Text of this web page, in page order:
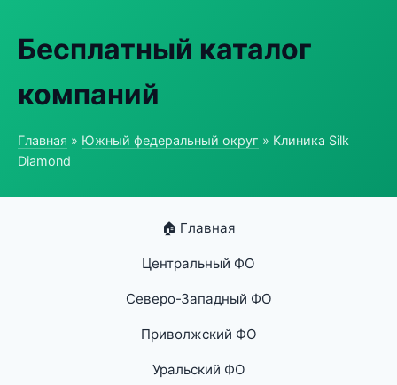
Бесплатный каталог
компаний
Главная » Южный федеральный округ » Клиника Silk
Diamond
🏠 Главная
Центральный ФО
Северо-Западный ФО
Приволжский ФО
Уральский ФО